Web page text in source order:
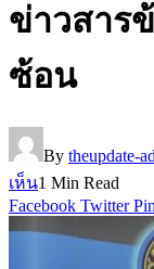
ข่าวสาร
ซ้อน
By theupdate-
เห็น1 Min Read
Facebook Twitter